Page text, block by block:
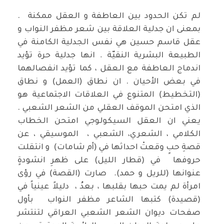
لم تكن الحدود بين العاطفة و العقل ممكنة .
بمعنى ان جدلية العلاقة بين شعر مظفر النواب و
عقل قاسم حسين هي نفس الجدلية الكامنة في
الطبيعة البشرية النقيّة . انها جدلية حرة تؤيد
اندماج العاطفة مع العقل ، كما تؤيد انفصالهما
في بعض الأحيان . ان نطاق (العمل) و نطاق
(التخطيط) المتنوع في العلاقات الاجتماعية هو
الذي امتحن الموقف العقلي من الشعر الشعبي .
يعني ان العقل السيكولوجي امتحن الخطاب
الكلامي ، الشعري، الشعبي ، الموسيقي ، عن
قصةِ حبٍ وقعتْ احداثها في (أم شامات) و انتقلت
حروفها في (قطار الليل) على ظهرِ انشودةٍ
عنوانها (للريل و حمد). صارت (القصة) في رؤى
امرأة لم يمت حبها بقلبها ، بعدُ ، دليلاً عينياً في
(قصيدة) كتبها الشاعر مظفر النواب بأول
صفحات ديوان الشعر الشعبي العراقي لتنتشر